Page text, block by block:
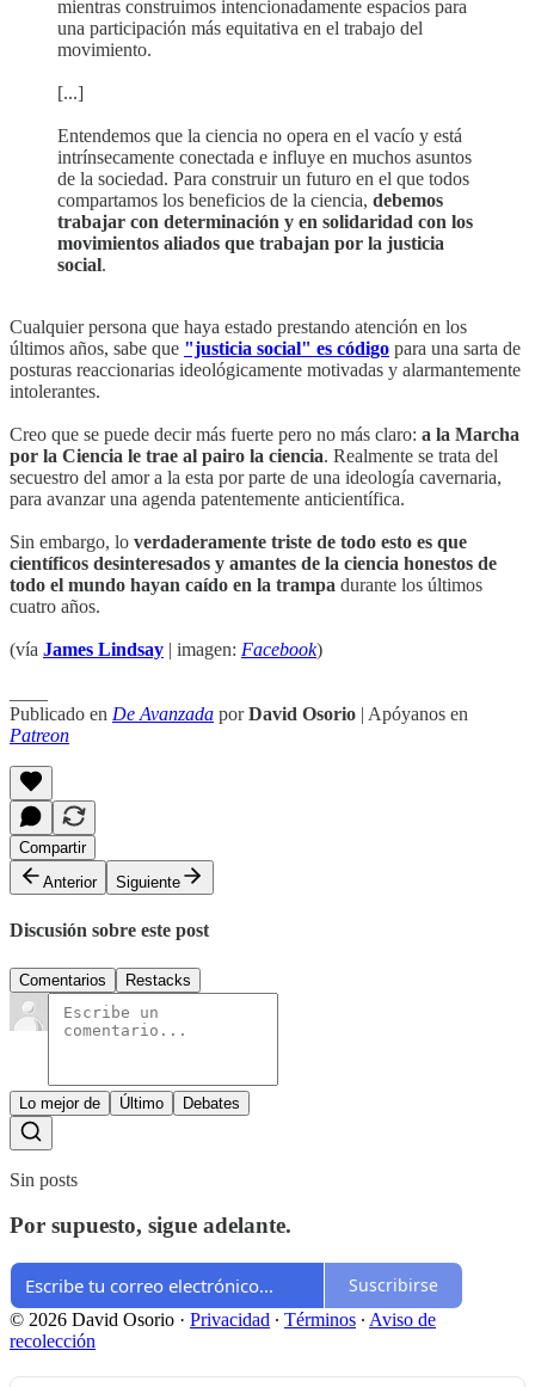
mientras construimos intencionadamente espacios para
una participación más equitativa en el trabajo del
movimiento.
[...]
Entendemos que la ciencia no opera en el vacío y está
intrínsecamente conectada e influye en muchos asuntos
de la sociedad. Para construir un futuro en el que todos
compartamos los beneficios de la ciencia, debemos
trabajar con determinación y en solidaridad con los
movimientos aliados que trabajan por la justicia
social.
Cualquier persona que haya estado prestando atención en los
últimos años, sabe que "justicia social" es código para una sarta de
posturas reaccionarias ideológicamente motivadas y alarmantemente
intolerantes.
Creo que se puede decir más fuerte pero no más claro: a la Marcha
por la Ciencia le trae al pairo la ciencia. Realmente se trata del
secuestro del amor a la esta por parte de una ideología cavernaria,
para avanzar una agenda patentemente anticientífica.
Sin embargo, lo verdaderamente triste de todo esto es que
científicos desinteresados y amantes de la ciencia honestos de
todo el mundo hayan caído en la trampa durante los últimos
cuatro años.
(vía James Lindsay | imagen: Facebook)
Publicado en De Avanzada porDavid Osorio | Apóyanos en
Patreon
Compartir
Anterior
Siguiente
Discusión sobre este post
Comentarios Restacks
Lo mejor de Último Debates
Sin posts
Por supuesto, sigue adelante.
Suscribirse
© 2026 David Osorio · Privacidad ∙ Términos ∙ Aviso de
recolección